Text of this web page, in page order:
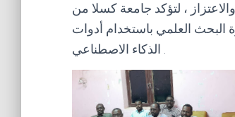
، لتؤكد جامعة كسلا من
البحث العلمي باستخدام أدوات